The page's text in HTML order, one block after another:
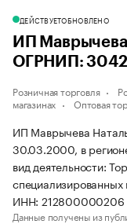
ДЕЙСТВУЕТОБНОВЛЕНО
ИП
ОГРНИП:
Розничная торговля
магазинах
Оптовая
ИП Маврычева
30.03.2000, в
вид деятельности:
ИНН: 212800000206
Данные получены из